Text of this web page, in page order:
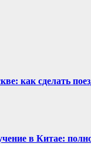
как сделать
в Китае: